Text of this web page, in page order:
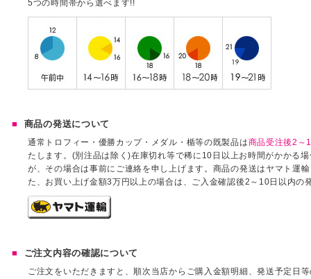
5つの時間帯から選べます!!
商品の発送について
通常トロフィー・優勝カップ・メダル・楯等の既製品は商品受注後2～
たします。(別注品は除く)在庫切れ等で稀に10日以上お時間がかかる
が、その場合は事前にご連絡を申し上げます。商品の発送はヤマト運
た、お買い上げ金額3万円以上の場合は、ご入金確認後2～10日以内の
ご注文内容の確認について
ご注文をいただきますと、順次当店からご購入金額明細、発送予定日